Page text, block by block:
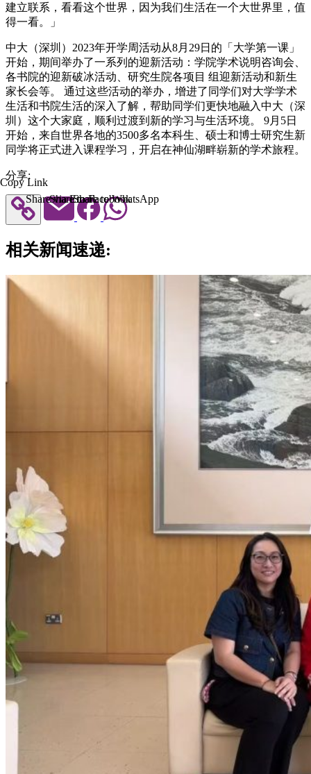
建立联系，看看这个世界，因为我们生活在一个大世界里，值
得一看。」
中大（深圳）2023年开学周活动从8月29日的「大学第一课」
开始，期间举办了一系列的迎新活动：学院学术说明咨询会、
各书院的迎新破冰活动、研究生院各项目 组迎新活动和新生
家长会等。 通过这些活动的举办，增进了同学们对大学学术
生活和书院生活的深入了解，帮助同学们更快地融入中大（深
圳）这个大家庭，顺利过渡到新的学习与生活环境。 9月5日
开始，来自世界各地的3500多名本科生、硕士和博士研究生新
同学将正式进入课程学习，开启在神仙湖畔崭新的学术旅程。
分享:
Copy Link
Share via Email
Share to Facebook
Share to WhatsApp
相关新闻速递: